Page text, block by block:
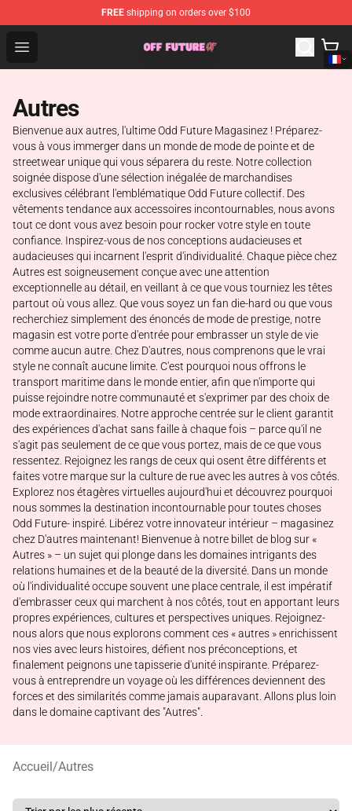
FREE shipping on orders over $100
Open menu
Odd Future Store - Official Odd Future Merchandise Shop
Autres
Bienvenue aux autres, l'ultime Odd Future Magasinez ! Préparez-
vous à vous immerger dans un monde de mode de pointe et de
streetwear unique qui vous séparera du reste. Notre collection
soignée dispose d'une sélection inégalée de marchandises
exclusives célébrant l'emblématique Odd Future collectif. Des
vêtements tendance aux accessoires incontournables, nous avons
tout ce dont vous avez besoin pour rocker votre style en toute
confiance. Inspirez-vous de nos conceptions audacieuses et
audacieuses qui incarnent l'esprit d'individualité. Chaque pièce chez
Autres est soigneusement conçue avec une attention
exceptionnelle au détail, en veillant à ce que vous tourniez les têtes
partout où vous allez. Que vous soyez un fan die-hard ou que vous
recherchiez simplement des énoncés de mode de prestige, notre
magasin est votre porte d'entrée pour embrasser un style de vie
comme aucun autre. Chez D'autres, nous comprenons que le vrai
style ne connaît aucune limite. C'est pourquoi nous offrons le
transport maritime dans le monde entier, afin que n'importe qui
puisse rejoindre notre communauté et s'exprimer par des choix de
mode extraordinaires. Notre approche centrée sur le client garantit
des expériences d'achat sans faille à chaque fois – parce qu'il ne
s'agit pas seulement de ce que vous portez, mais de ce que vous
ressentez. Rejoignez les rangs de ceux qui osent être différents et
faites votre marque sur la culture de rue avec les autres à vos côtés.
Explorez nos étagères virtuelles aujourd'hui et découvrez pourquoi
nous sommes la destination incontournable pour toutes choses
Odd Future- inspiré. Libérez votre innovateur intérieur – magasinez
chez D'autres maintenant! Bienvenue à notre billet de blog sur «
Autres » – un sujet qui plonge dans les domaines intrigants des
relations humaines et de la beauté de la diversité. Dans un monde
où l'individualité occupe souvent une place centrale, il est impératif
d'embrasser ceux qui marchent à nos côtés, tout en apportant leurs
propres expériences, cultures et perspectives uniques. Rejoignez-
nous alors que nous explorons comment ces « autres » enrichissent
nos vies avec leurs histoires, défient nos préconceptions, et
finalement peignons une tapisserie d'unité inspirante. Préparez-
vous à entreprendre un voyage où les différences deviennent des
forces et des similarités comme jamais auparavant. Allons plus loin
dans le domaine captivant des "Autres".
Accueil/Autres